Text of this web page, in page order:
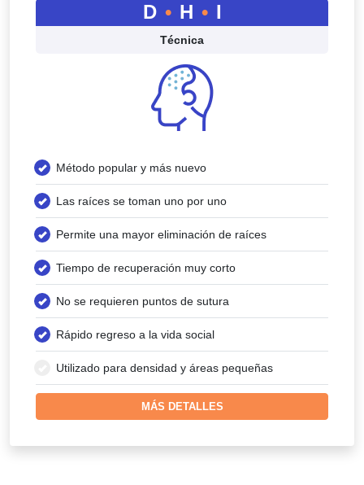
D • H • I
Técnica
Método popular y más nuevo
Las raíces se toman uno por uno
Permite una mayor eliminación de raíces
Tiempo de recuperación muy corto
No se requieren puntos de sutura
Rápido regreso a la vida social
Utilizado para densidad y áreas pequeñas
MÁS DETALLES